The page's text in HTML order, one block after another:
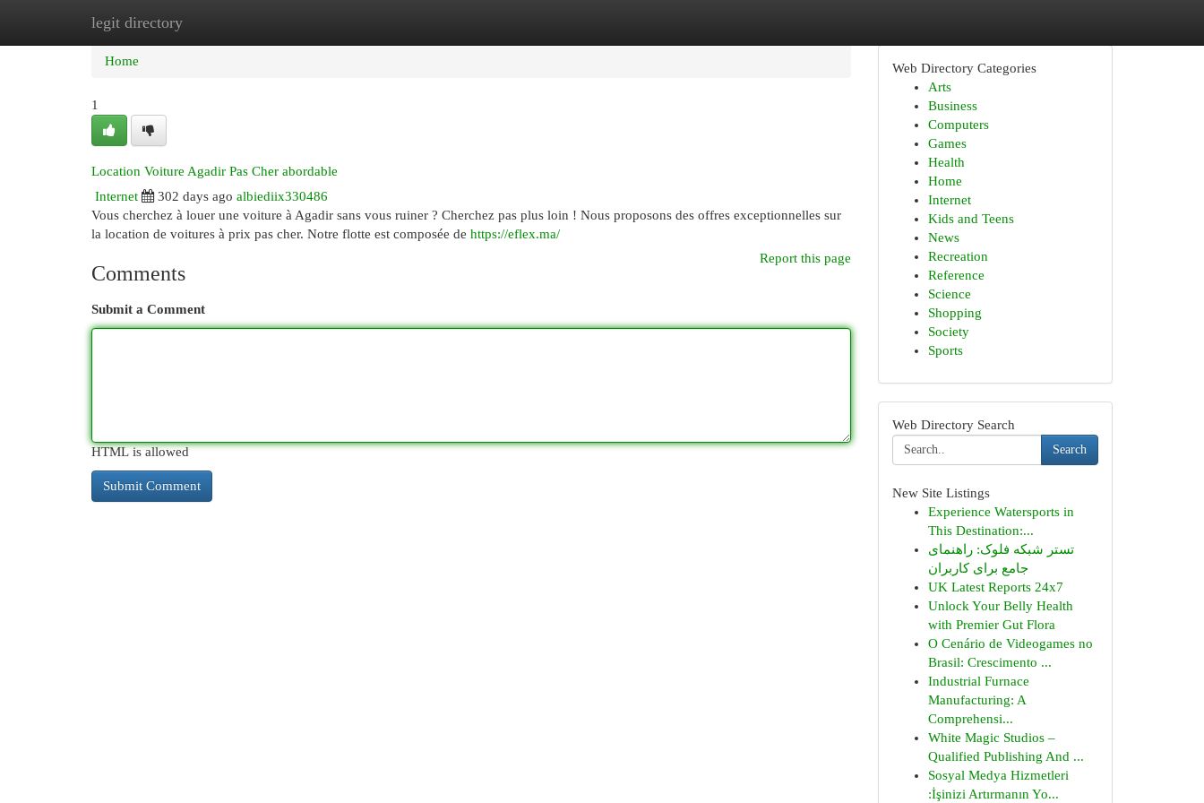
legit directory
Home New Site Listings
Home
1
Location Voiture Agadir Pas Cher abordable
Internet
302 days ago albiediix330486
Vous cherchez à louer une voiture à Agadir sans vous ruiner ? Cherchez pas plus loin ! Nous proposons des offres exceptionnelles sur
la location de voitures à prix pas cher. Notre flotte est composée de https://eflex.ma/
Report this page
Comments
Submit a Comment
HTML is allowed
Web Directory Categories
Arts
Business
Computers
Games
Health
Home
Internet
Kids and Teens
News
Recreation
Reference
Science
Shopping
Society
Sports
Web Directory Search
Search
New Site Listings
Experience Watersports in
This Destination:...
تستر شبکه فلوک: راهنمای
جامع برای کاربران
UK Latest Reports 24x7
Unlock Your Belly Health
with Premier Gut Flora
O Cenário de Videogames no
Brasil: Crescimento ...
Industrial Furnace
Manufacturing: A
Comprehensi...
White Magic Studios –
Qualified Publishing And ...
Sosyal Medya Hizmetleri
:İşinizi Artırmanın Yo...